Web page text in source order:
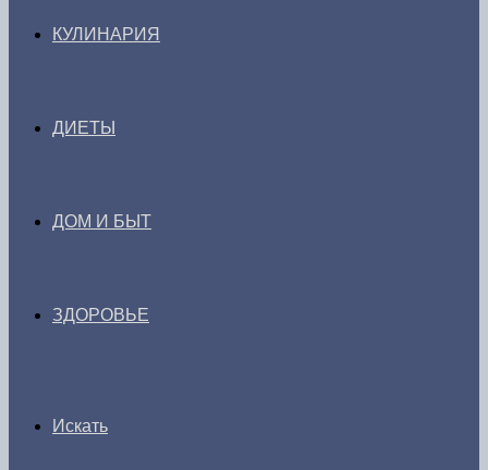
КУЛИНАРИЯ
ДИЕТЫ
ДОМ И БЫТ
ЗДОРОВЬЕ
Искать